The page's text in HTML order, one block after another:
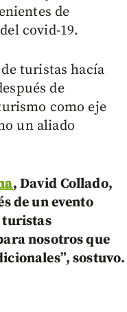
de
covid-19.
turistas hacía
de
como eje
un aliado
, David Collado,
de un evento
turistas
nosotros que
sostuvo.